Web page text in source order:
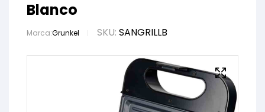
Blanco
Marca:Grunkel SKU: SANGRILLB